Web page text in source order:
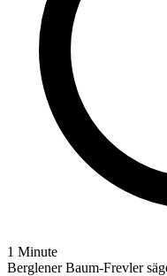
1 Minute
Berglener Baum-Frevler